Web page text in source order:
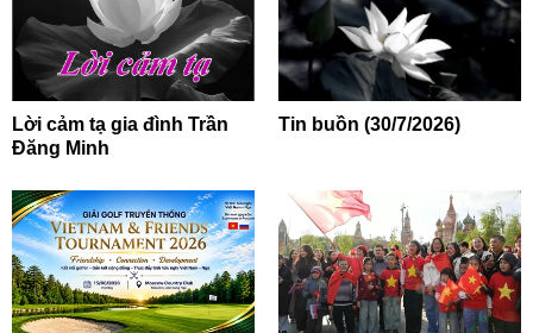
Lời cảm tạ gia đình Trần
Đăng Minh
Tin buồn (30/7/2026)